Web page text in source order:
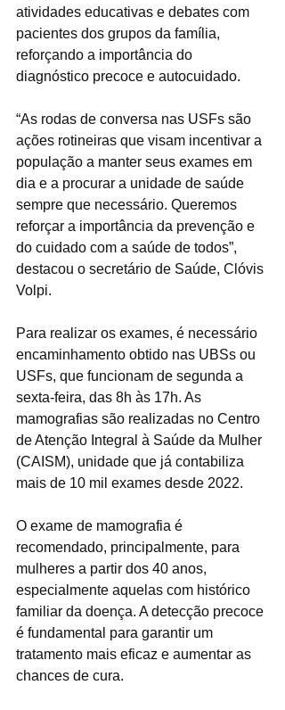
atividades educativas e debates com
pacientes dos grupos da família,
reforçando a importância do
diagnóstico precoce e autocuidado.
“As rodas de conversa nas USFs são
ações rotineiras que visam incentivar a
população a manter seus exames em
dia e a procurar a unidade de saúde
sempre que necessário. Queremos
reforçar a importância da prevenção e
do cuidado com a saúde de todos”,
destacou o secretário de Saúde, Clóvis
Volpi.
Para realizar os exames, é necessário
encaminhamento obtido nas UBSs ou
USFs, que funcionam de segunda a
sexta-feira, das 8h às 17h. As
mamografias são realizadas no Centro
de Atenção Integral à Saúde da Mulher
(CAISM), unidade que já contabiliza
mais de 10 mil exames desde 2022.
O exame de mamografia é
recomendado, principalmente, para
mulheres a partir dos 40 anos,
especialmente aquelas com histórico
familiar da doença. A detecção precoce
é fundamental para garantir um
tratamento mais eficaz e aumentar as
chances de cura.